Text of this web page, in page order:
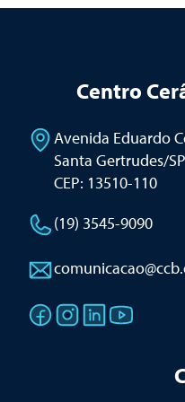
Centro
Avenida Eduardo
Santa Gertrudes/
CEP: 13510-110
(19) 3545-9090